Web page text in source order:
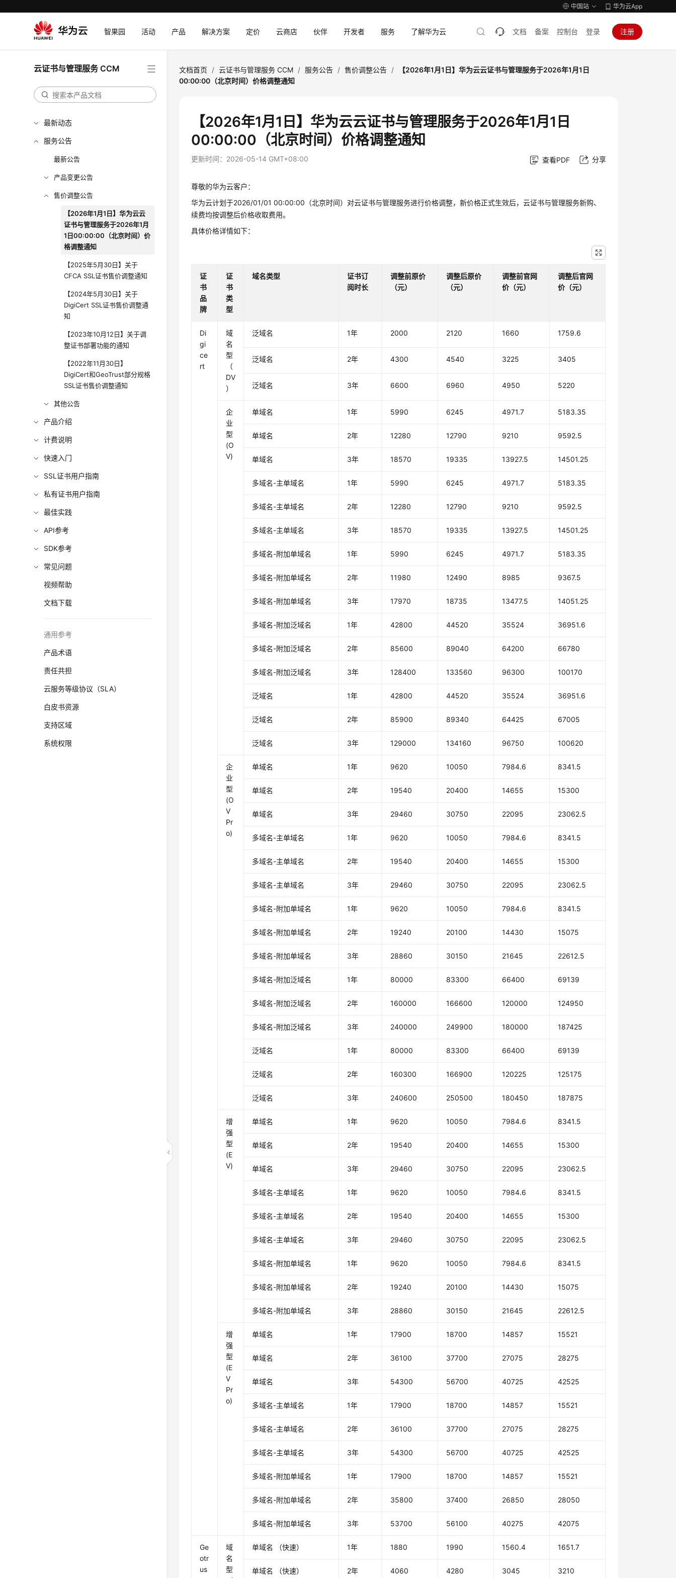
中国站 华为云App
智果园 活动 产品 解决方案 定价 云商店 伙伴 开发者 服务 了解华为云 文档 备案 控制台 登录 注册
云证书与管理服务 CCM
最新动态
服务公告
最新公告
产品变更公告
售价调整公告
【2026年1月1日】华为云云
证书与管理服务于2026年1月
1日00:00:00（北京时间）价
格调整通知
【2025年5月30日】关于
CFCA SSL证书售价调整通知
【2024年5月30日】关于
DigiCert SSL证书售价调整通
知
【2023年10月12日】关于调
整证书部署功能的通知
【2022年11月30日】
DigiCert和GeoTrust部分规格
SSL证书售价调整通知
其他公告
产品介绍
计费说明
快速入门
SSL证书用户指南
私有证书用户指南
最佳实践
API参考
SDK参考
常见问题
视频帮助
文档下载
通用参考
产品术语
责任共担
云服务等级协议（SLA）
白皮书资源
支持区域
系统权限
文档首页 / 云证书与管理服务 CCM / 服务公告 / 售价调整公告 /
【2026年1月1日】华为云云证书与管理服务于2026年1月1日
00:00:00（北京时间）价格调整通知
【2026年1月1日】华为云云证书与管理服务于2026年1月1日
00:00:00（北京时间）价格调整通知
更新时间： 2026-05-14 GMT+08:00 查看PDF 分享
尊敬的华为云客户：
华为云计划于2026/01/01 00:00:00（北京时间）对云证书与管理服务进行价格调整，新价格正式生效后，云证书与管理服务新购、
续费均按调整后价格收取费用。
具体价格详情如下：
证
书
品
牌
证
书
类
型
域名类型
证书订
阅时长
调整前原价
（元）
调整后原价
（元）
调整前官网
价（元）
调整后官网
价（元）
Di
gi
ce
rt
域
名
型
（
DV
）
泛域名 1年 2000 2120 1660 1759.6
泛域名 2年 4300 4540 3225 3405
泛域名 3年 6600 6960 4950 5220
企
业
型
(O
V)
单域名 1年 5990 6245 4971.7 5183.35
单域名 2年 12280 12790 9210 9592.5
单域名 3年 18570 19335 13927.5 14501.25
多域名-主单域名 1年 5990 6245 4971.7 5183.35
多域名-主单域名 2年 12280 12790 9210 9592.5
多域名-主单域名 3年 18570 19335 13927.5 14501.25
多域名-附加单域名 1年 5990 6245 4971.7 5183.35
多域名-附加单域名 2年 11980 12490 8985 9367.5
多域名-附加单域名 3年 17970 18735 13477.5 14051.25
多域名-附加泛域名 1年 42800 44520 35524 36951.6
多域名-附加泛域名 2年 85600 89040 64200 66780
多域名-附加泛域名 3年 128400 133560 96300 100170
泛域名 1年 42800 44520 35524 36951.6
泛域名 2年 85900 89340 64425 67005
泛域名 3年 129000 134160 96750 100620
企
业
型
(O
V
Pr
o)
单域名 1年 9620 10050 7984.6 8341.5
单域名 2年 19540 20400 14655 15300
单域名 3年 29460 30750 22095 23062.5
多域名-主单域名 1年 9620 10050 7984.6 8341.5
多域名-主单域名 2年 19540 20400 14655 15300
多域名-主单域名 3年 29460 30750 22095 23062.5
多域名-附加单域名 1年 9620 10050 7984.6 8341.5
多域名-附加单域名 2年 19240 20100 14430 15075
多域名-附加单域名 3年 28860 30150 21645 22612.5
多域名-附加泛域名 1年 80000 83300 66400 69139
多域名-附加泛域名 2年 160000 166600 120000 124950
多域名-附加泛域名 3年 240000 249900 180000 187425
泛域名 1年 80000 83300 66400 69139
泛域名 2年 160300 166900 120225 125175
泛域名 3年 240600 250500 180450 187875
增
强
型
(E
V)
单域名 1年 9620 10050 7984.6 8341.5
单域名 2年 19540 20400 14655 15300
单域名 3年 29460 30750 22095 23062.5
多域名-主单域名 1年 9620 10050 7984.6 8341.5
多域名-主单域名 2年 19540 20400 14655 15300
多域名-主单域名 3年 29460 30750 22095 23062.5
多域名-附加单域名 1年 9620 10050 7984.6 8341.5
多域名-附加单域名 2年 19240 20100 14430 15075
多域名-附加单域名 3年 28860 30150 21645 22612.5
增
强
型
(E
V
Pr
o)
单域名 1年 17900 18700 14857 15521
单域名 2年 36100 37700 27075 28275
单域名 3年 54300 56700 40725 42525
多域名-主单域名 1年 17900 18700 14857 15521
多域名-主单域名 2年 36100 37700 27075 28275
多域名-主单域名 3年 54300 56700 40725 42525
多域名-附加单域名 1年 17900 18700 14857 15521
多域名-附加单域名 2年 35800 37400 26850 28050
多域名-附加单域名 3年 53700 56100 40275 42075
Ge
otr
us
域
名
型
单域名 （快速） 1年 1880 1990 1560.4 1651.7
单域名 （快速） 2年 4060 4280 3045 3210